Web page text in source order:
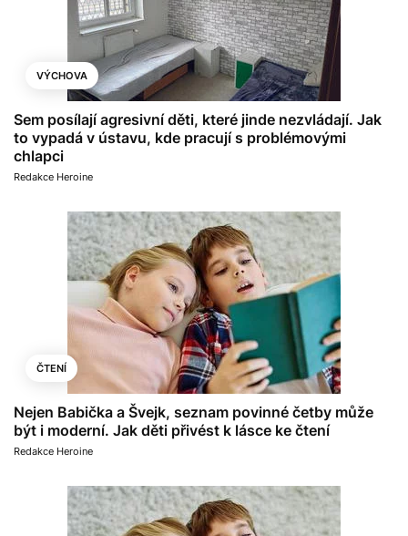
VÝCHOVA
Sem posílají agresivní děti, které jinde nezvládají. Jak
to vypadá v ústavu, kde pracují s problémovými
chlapci
Redakce Heroine
ČTENÍ
Nejen Babička a Švejk, seznam povinné četby může
být i moderní. Jak děti přivést k lásce ke čtení
Redakce Heroine